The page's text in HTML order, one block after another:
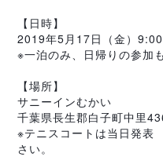
【日時】
2019年5月17日（金）
※一泊のみ、日帰りの参加
【場所】
サニーインむかい
千葉県長生郡白子町中里
※テニスコートは当日発表
さい。